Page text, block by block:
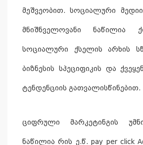
მეშვეობით. სოციალური
მნიშნველოვანი ნაწილია
სოციალური ქსელის არხის
ბიზნესის სპეციფიკის და
ტენდენციის გათვალისწინებით.
ციფრული მარკეტინგის
ნაწილია რის ე.წ. pay per click